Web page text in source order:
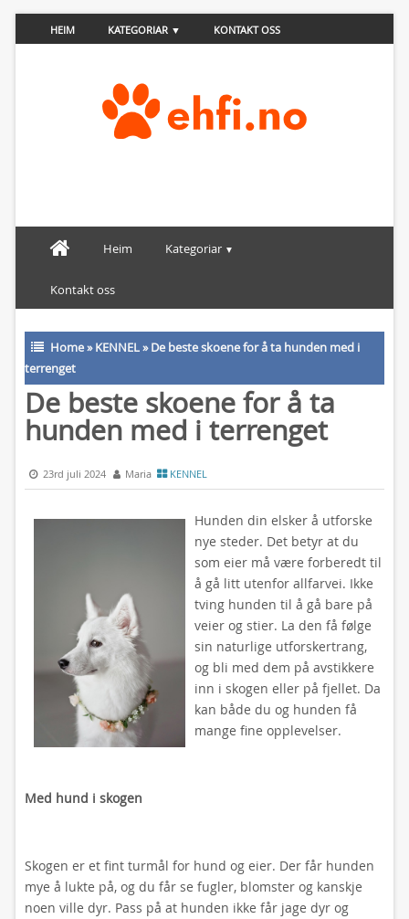
HEIM KATEGORIAR KONTAKT OSS
Heim Kategoriar
Kontakt oss
Home»KENNEL»De beste skoene for å ta hunden med i
terrenget
De beste skoene for å ta
hunden med i terrenget
23rd juli 2024 Maria KENNEL
Hunden din elsker å utforske
nye steder. Det betyr at du
som eier må være forberedt til
å gå litt utenfor allfarvei. Ikke
tving hunden til å gå bare på
veier og stier. La den få følge
sin naturlige utforskertrang,
og bli med dem på avstikkere
inn i skogen eller på fjellet. Da
kan både du og hunden få
mange fine opplevelser.
Med hund i skogen
Skogen er et fint turmål for hund og eier. Der får hunden
mye å lukte på, og du får se fugler, blomster og kanskje
noen ville dyr. Pass på at hunden ikke får jage dyr og